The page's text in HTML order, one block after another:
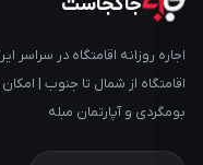
اجاره روزانه اقامتگاه در سراسر
اقامتگاه از شمال تا جنوب | امکان
بومگردی و آپارتمان مبله